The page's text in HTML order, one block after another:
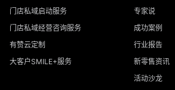
门店私域启动服务
门店私域经营咨询服务
有赞云定制
大客户SMILE+服务
专家说
成功案例
行业报告
新零售资讯
活动沙龙